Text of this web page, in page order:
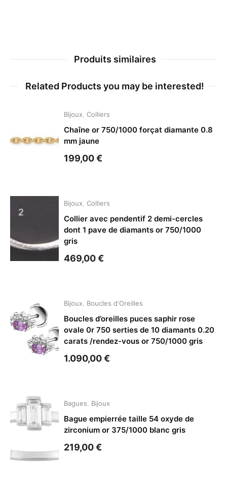
Produits similaires
Related Products you may be interested!
Bijoux Colliers
Chaîne or 750/1000 forçat diamante 0.8
mm jaune
199,00€
Bijoux Colliers
Collier avec pendentif 2 demi-cercles
dont 1 pave de diamants or 750/1000
gris
469,00€
Bijoux Boucles d'Oreilles
Boucles d’oreilles puces saphir rose
ovale 0r 750 serties de 10 diamants 0.20
carats /rendez-vous or 750/1000 gris
1.090,00€
Bagues Bijoux
Bague empierrée taille 54 oxyde de
zirconium or 375/1000 blanc gris
219,00€